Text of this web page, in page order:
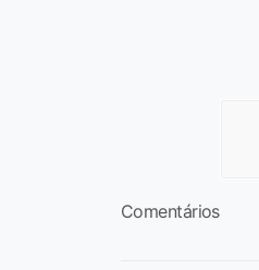
Comentários